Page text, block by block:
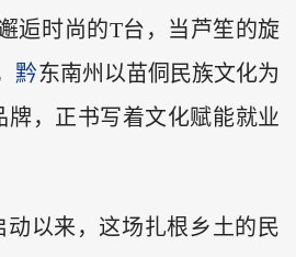
逅时尚的T台，当芦笙的旋
黔东南州以苗侗民族文化为
牌，正书写着文化赋能就业
动以来，这场扎根乡土的民